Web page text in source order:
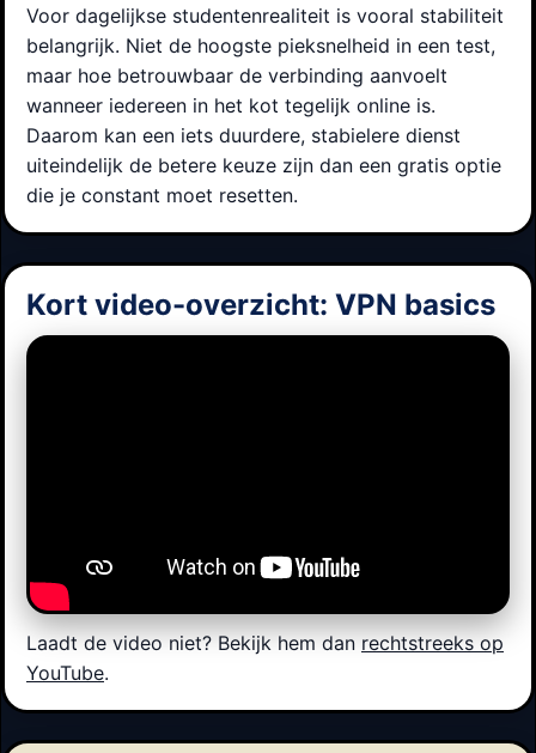
Voor dagelijkse studentenrealiteit is vooral stabiliteit
belangrijk. Niet de hoogste pieksnelheid in een test,
maar hoe betrouwbaar de verbinding aanvoelt
wanneer iedereen in het kot tegelijk online is.
Daarom kan een iets duurdere, stabielere dienst
uiteindelijk de betere keuze zijn dan een gratis optie
die je constant moet resetten.
Kort video-overzicht: VPN basics
Laadt de video niet? Bekijk hem dan rechtstreeks op
YouTube.